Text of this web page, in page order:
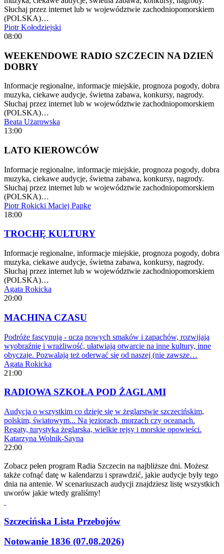
Słuchaj przez internet lub w województwie zachodniopomorskiem
(POLSKA)…
Piotr Kołodziejski
08:00
WEEKENDOWE RADIO SZCZECIN NA DZIEŃ
DOBRY
Informacje regionalne, informacje miejskie, prognoza pogody, dobra
muzyka, ciekawe audycje, świetna zabawa, konkursy, nagrody.
Słuchaj przez internet lub w województwie zachodniopomorskiem
(POLSKA)…
Beata Użarowska
13:00
LATO KIEROWCÓW
Informacje regionalne, informacje miejskie, prognoza pogody, dobra
muzyka, ciekawe audycje, świetna zabawa, konkursy, nagrody.
Słuchaj przez internet lub w województwie zachodniopomorskiem
(POLSKA)…
Piotr Rokicki Maciej Papke
18:00
TROCHĘ KULTURY
Informacje regionalne, informacje miejskie, prognoza pogody, dobra
muzyka, ciekawe audycje, świetna zabawa, konkursy, nagrody.
Słuchaj przez internet lub w województwie zachodniopomorskiem
(POLSKA)…
Agata Rokicka
20:00
MACHINA CZASU
Podróże fascynują - uczą nowych smaków i zapachów, rozwijają
wyobraźnię i wrażliwość, ułatwiają otwarcie na inne kultury, inne
obyczaje. Pozwalają też oderwać się od naszej (nie zawsze…
Agata Rokicka
21:00
RADIOWA SZKOŁA POD ŻAGLAMI
Audycja o wszystkim co dzieje się w żeglarstwie szczecińskim,
polskim, światowym... Na jeziorach, morzach czy oceanach.
Regaty, turystyka żeglarska, wielkie rejsy i morskie opowieści.
Katarzyna Wolnik-Sayna
22:00
Zobacz pełen program Radia Szczecin na najbliższe dni. Możesz
także cofnąć datę w kalendarzu i sprawdzić, jakie audycje były tego
dnia na antenie. W scenariuszach audycji znajdziesz listę wszystkich
uworów jakie wtedy graliśmy!
Szczecińska Lista Przebojów
Notowanie 1836 (07.08.2026)